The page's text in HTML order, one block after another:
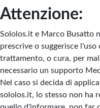
Attenzione:
Sololos.it e Marco Busatto
prescrive o suggerisce
trattamento, o cura, per
necessario un supporto
Nel caso si decida di
sololos.it, lo stesso non ha